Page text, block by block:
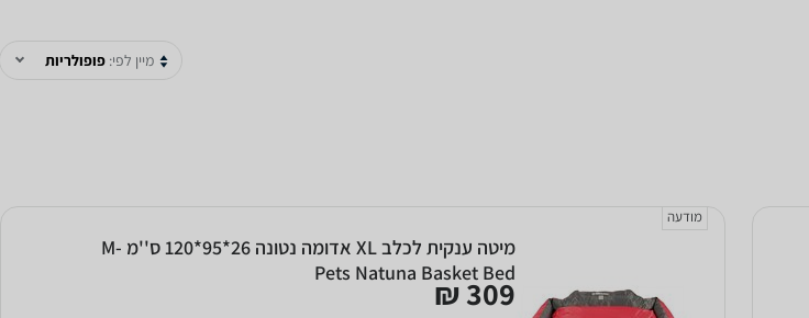
מיין לפי: פופולריות
מודעה
מיטה ענקית לכלב XL אדומה נטונה 26*95*120 ס''מ M-
Pets Natuna Basket Bed
309 ₪